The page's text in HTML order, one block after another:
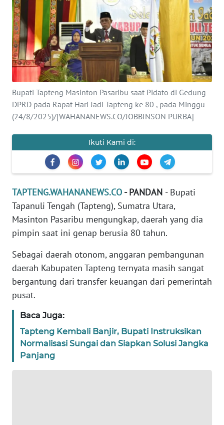
Bupati Tapteng Masinton Pasaribu saat Pidato di Gedung
DPRD pada Rapat Hari Jadi Tapteng ke 80 , pada Minggu
(24/8/2025)/[WAHANANEWS.CO/JOBBINSON PURBA]
Ikuti Kami di:
TAPTENG.WAHANANEWS.CO - PANDAN - Bupati
Tapanuli Tengah (Tapteng), Sumatra Utara,
Masinton Pasaribu mengungkap, daerah yang dia
pimpin saat ini genap berusia 80 tahun.
Sebagai daerah otonom, anggaran pembangunan
daerah Kabupaten Tapteng ternyata masih sangat
bergantung dari transfer keuangan dari pemerintah
pusat.
Baca Juga:
Tapteng Kembali Banjir, Bupati Instruksikan
Normalisasi Sungai dan Siapkan Solusi Jangka
Panjang
BERITA
KONTAK
KAMI
INFO
TENTANG
KAMI
MEDIA
REDAKSI
KARIR
Wahana
News
Regional
WN
WN
JAKARTA